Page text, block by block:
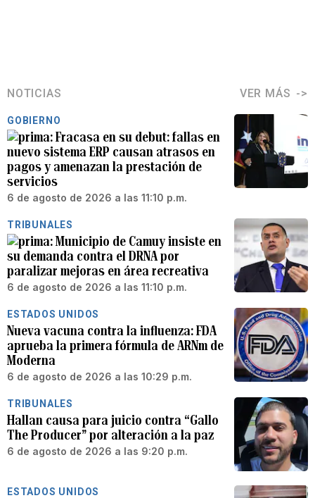
NOTICIAS VER MÁS
GOBIERNO
Fracasa en su debut: fallas en
nuevo sistema ERP causan atrasos en
pagos y amenazan la prestación de
servicios
6 de agosto de 2026 a las 11:10 p.m.
TRIBUNALES
Municipio de Camuy insiste en
su demanda contra el DRNA por
paralizar mejoras en área recreativa
6 de agosto de 2026 a las 11:10 p.m.
ESTADOS UNIDOS
Nueva vacuna contra la influenza: FDA
aprueba la primera fórmula de ARNm de
Moderna
6 de agosto de 2026 a las 10:29 p.m.
TRIBUNALES
Hallan causa para juicio contra “Gallo
The Producer” por alteración a la paz
6 de agosto de 2026 a las 9:20 p.m.
ESTADOS UNIDOS